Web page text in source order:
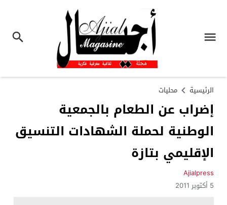
الرئيسية محليات
إضراب عن الطعام بالجمعية
الوطنية لحملة الشهادات التنسيق
الإقليمي بتازة
Ajialpress
5 أكتوبر 2011